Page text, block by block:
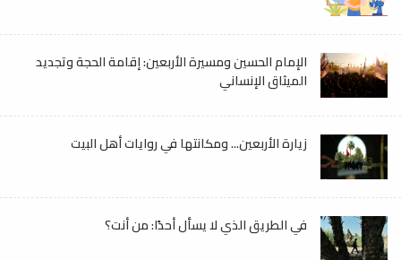
الإمام الحسين ومسيرة الأربعين: إقامة الحجة وتجديد
الميثاق الإنساني
زيارة الأربعين... ومكانتها في روايات أهل البيت
في الطريق الذي لا يسأل أحدًا: من أنت؟